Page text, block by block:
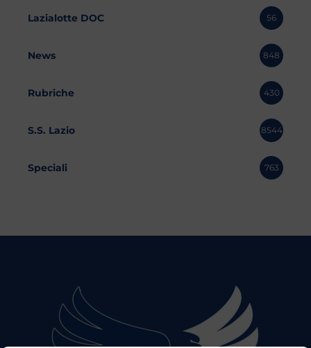
Lazialotte DOC 56
News 848
Rubriche 430
S.S. Lazio 8544
Speciali 763